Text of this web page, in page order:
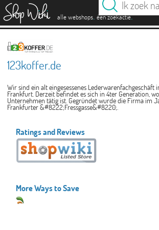
alle webshops. één zoekactie.
123koffer.de
Wir sind ein alt eingesessenes Lederwarenfachgeschäft
Frankfurt. Derzeit befindet es sich in 4ter Generation,
Unternehmen tätig ist. Gegründet wurde die Firma im
Frankfurter &#8222;Fressgasse&#8220;.
Ratings and Reviews
More Ways to Save